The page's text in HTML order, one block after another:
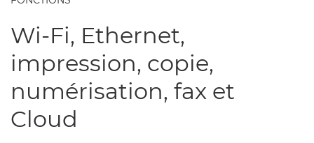
Wi-Fi, Ethernet,
impression, copie,
numérisation, fax et
Cloud